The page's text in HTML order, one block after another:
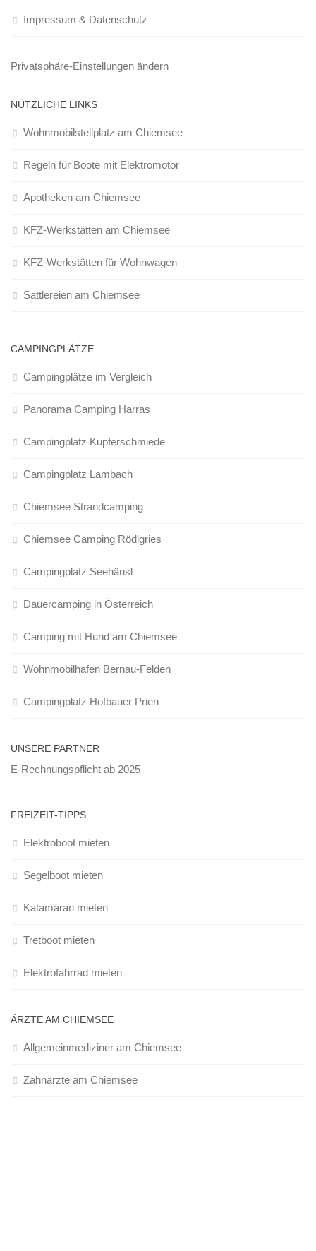
Impressum & Datenschutz
Privatsphäre-Einstellungen ändern
NÜTZLICHE LINKS
Wohnmobilstellplatz am Chiemsee
Regeln für Boote mit Elektromotor
Apotheken am Chiemsee
KFZ-Werkstätten am Chiemsee
KFZ-Werkstätten für Wohnwagen
Sattlereien am Chiemsee
CAMPINGPLÄTZE
Campingplätze im Vergleich
Panorama Camping Harras
Campingplatz Kupferschmiede
Campingplatz Lambach
Chiemsee Strandcamping
Chiemsee Camping Rödlgries
Campingplatz Seehäusl
Dauercamping in Österreich
Camping mit Hund am Chiemsee
Wohnmobilhafen Bernau-Felden
Campingplatz Hofbauer Prien
UNSERE PARTNER
E-Rechnungspflicht ab 2025
FREIZEIT-TIPPS
Elektroboot mieten
Segelboot mieten
Katamaran mieten
Tretboot mieten
Elektrofahrrad mieten
ÄRZTE AM CHIEMSEE
Allgemeinmediziner am Chiemsee
Zahnärzte am Chiemsee